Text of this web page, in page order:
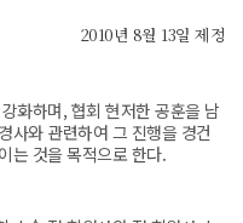
2010년 8월 13일 제정
화하며, 협회 현저한 공훈을 남
사와 관련하여 그 진행을 경건
는 것을 목적으로 한다.